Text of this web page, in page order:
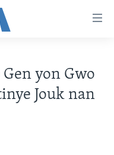
yon Gwo
Jouk nan